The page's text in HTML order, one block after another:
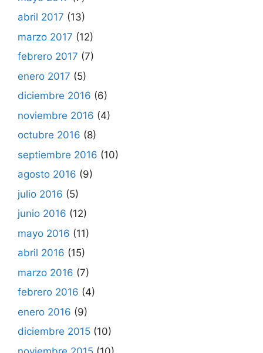
abril 2017 (13)
marzo 2017 (12)
febrero 2017 (7)
enero 2017 (5)
diciembre 2016 (6)
noviembre 2016 (4)
octubre 2016 (8)
septiembre 2016 (10)
agosto 2016 (9)
julio 2016 (5)
junio 2016 (12)
mayo 2016 (11)
abril 2016 (15)
marzo 2016 (7)
febrero 2016 (4)
enero 2016 (9)
diciembre 2015 (10)